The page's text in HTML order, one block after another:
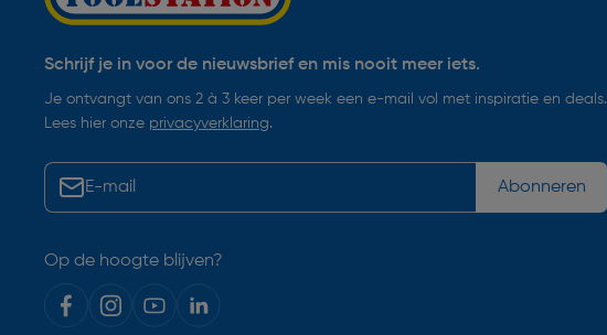
Schrijf je in voor de nieuwsbrief en mis nooit meer iets.
Je ontvangt van ons 2 à 3 keer per week een e-mail vol met inspiratie en deals.
Lees hier onze privacyverklaring.
Abonneren
Op de hoogte blijven?